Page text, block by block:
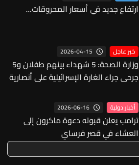
ارتفاع جديد في أسعار المحروقات...
خبر عاجل 2026-04-15
وزارة الصحة: 5 شهداء بينهم طفلان و5
جرحى جراء الغارة الإسرائيلية على أنصارية
أخبار دولية 2026-06-16
ترامب يعلن قبوله دعوة ماكرون إلى
العشاء في قصر فرساي